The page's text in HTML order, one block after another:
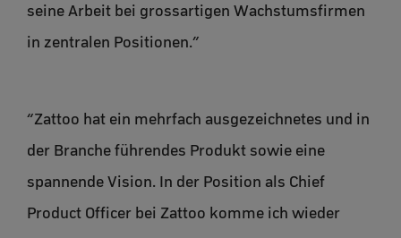
seine Arbeit bei grossartigen Wachstumsfirmen
in zentralen Positionen.”
“Zattoo hat ein mehrfach ausgezeichnetes und in
der Branche führendes Produkt sowie eine
spannende Vision. In der Position als Chief
Product Officer bei Zattoo komme ich wieder